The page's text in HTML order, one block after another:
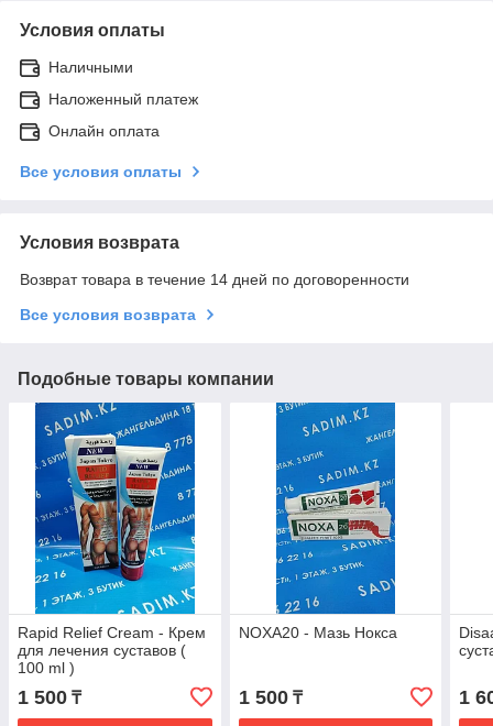
Условия оплаты
Наличными
Наложенный платеж
Онлайн оплата
Все условия оплаты
Условия возврата
Возврат товара в течение 14 дней по договоренности
Все условия возврата
Подобные товары компании
Rapid Relief Cream - Крем
для лечения суставов (
100 ml )
1 500 ₸
NOXA20 - Мазь Нокса
1 500₸ 1